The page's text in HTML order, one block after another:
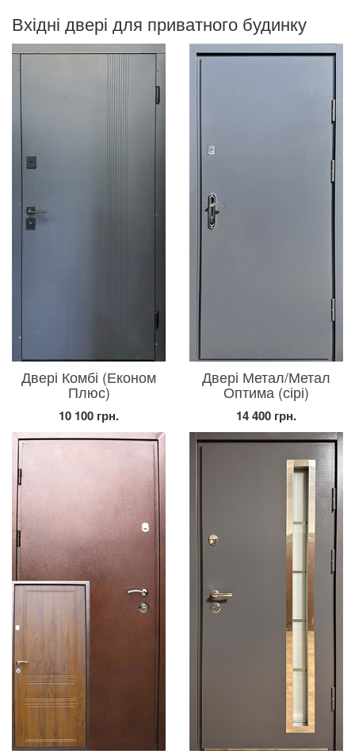
Вхідні двері для приватного будинку
Двері Комбі (Економ
Плюс)
10 100 грн.
Двері Метал/Метал
Оптима (сірі)
14 400 грн.